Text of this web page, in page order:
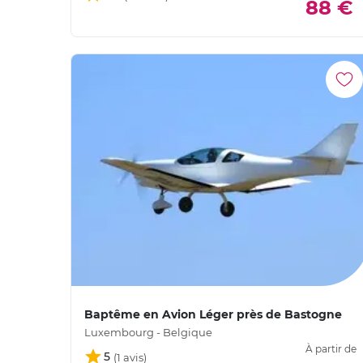
88 €
Baptême en Avion Léger près de Bastogne
Luxembourg - Belgique
5
À partir de